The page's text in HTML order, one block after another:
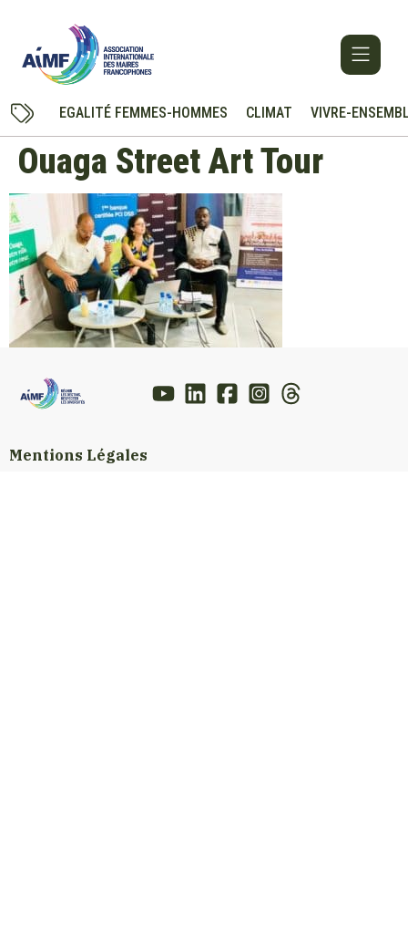
EGALITÉ FEMMES-HOMMES CLIMAT VIVRE-
Ouaga Street Art Tour
Mentions Légales